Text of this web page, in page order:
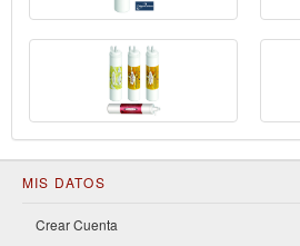
MIS DATOS
Crear Cuenta